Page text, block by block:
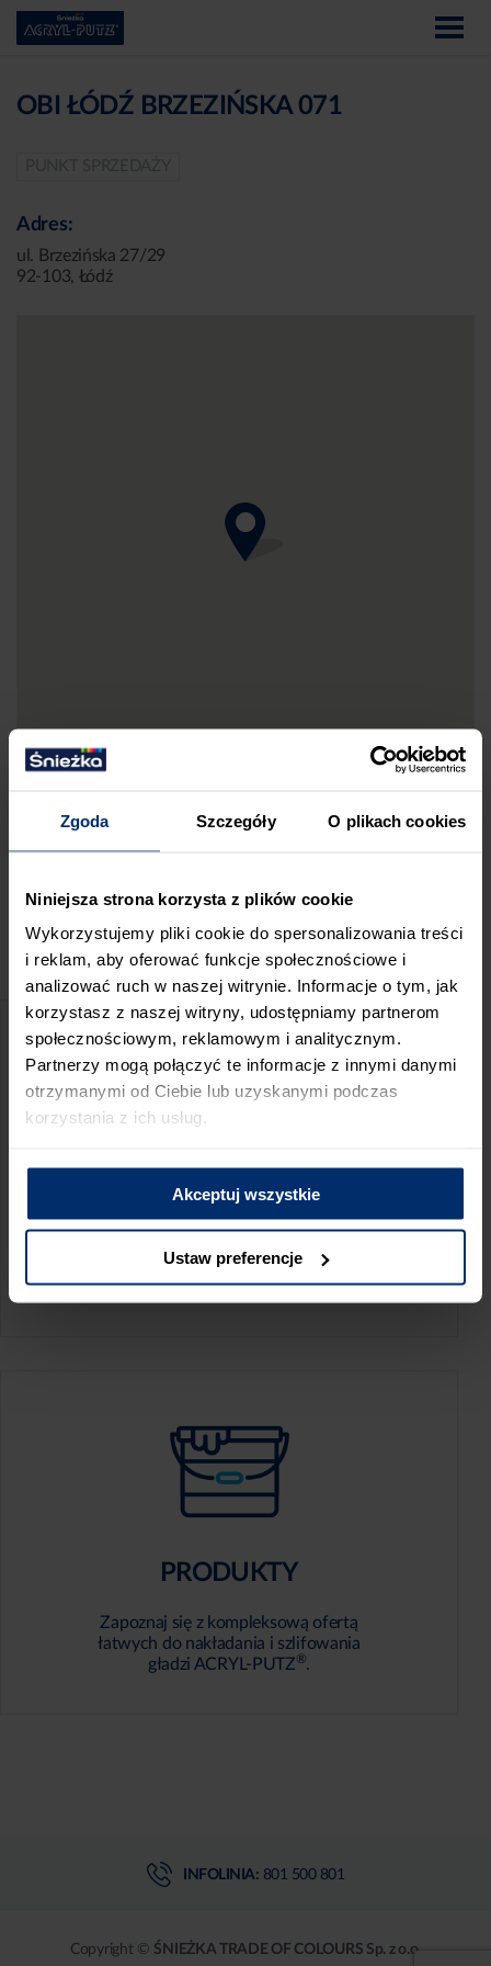
Zgoda Szczegóły O plikach cookies
Niniejsza strona korzysta z plików cookie
Wykorzystujemy pliki cookie do spersonalizowania treści
i reklam, aby oferować funkcje społecznościowe i
analizować ruch w naszej witrynie. Informacje o tym, jak
korzystasz z naszej witryny, udostępniamy partnerom
społecznościowym, reklamowym i analitycznym.
Partnerzy mogą połączyć te informacje z innymi danymi
otrzymanymi od Ciebie lub uzyskanymi podczas
korzystania z ich usług.
Akceptuj wszystkie
Ustaw preferencje
OBI ŁÓDŹ BRZEZIŃSKA 071
Adres:
ul. Brzezińska 27/29
92-103, Łódź
ZGŁOŚ BŁĄD
PRZED WIZYTĄ W SKLEPIE POLECAMY:
KALKULATOR ZUŻYCIA
Oblicz, jaką ilość produktów potrzebujesz,
aby perfekcyjnie wygładzić swoje ściany.
PRODUKTY
Zapoznaj się z kompleksową ofertą
łatwych do nakładania i szlifowania
gładzi ACRYL-PUTZ®.
INFOLINIA: 801 500 801
Copyright © ŚNIEŻKA TRADE OF COLOURS Sp. z o.o.